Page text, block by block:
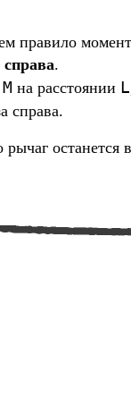
правило
.
M на расстоянии L
справа.
останется